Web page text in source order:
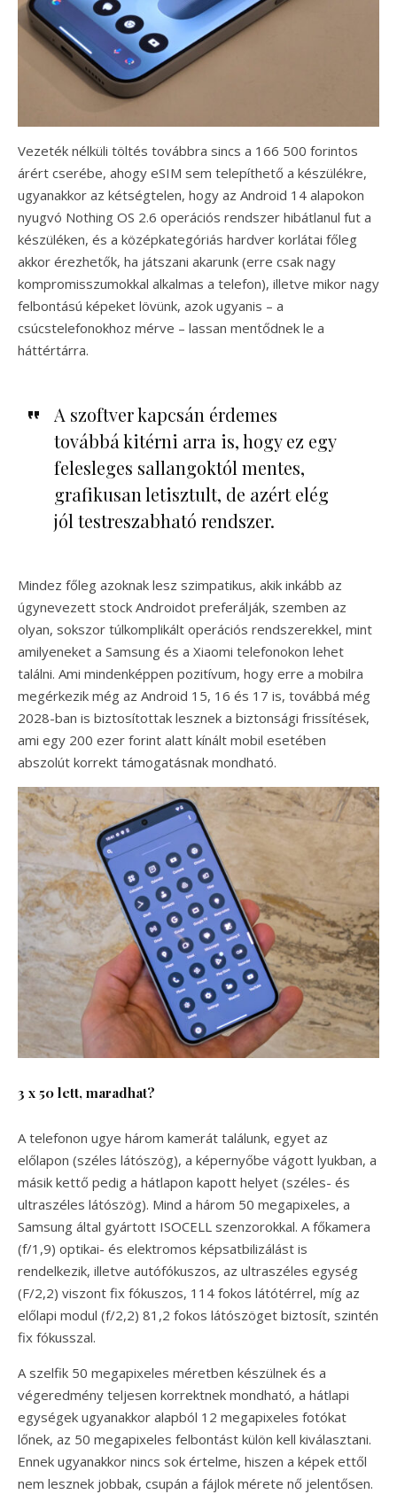
Vezeték nélküli töltés továbbra sincs a 166 500 forintos
árért cserébe, ahogy eSIM sem telepíthető a készülékre,
ugyanakkor az kétségtelen, hogy az Android 14 alapokon
nyugvó Nothing OS 2.6 operációs rendszer hibátlanul fut a
készüléken, és a középkategóriás hardver korlátai főleg
akkor érezhetők, ha játszani akarunk (erre csak nagy
kompromisszumokkal alkalmas a telefon), illetve mikor nagy
felbontású képeket lövünk, azok ugyanis – a
csúcstelefonokhoz mérve – lassan mentődnek le a
háttértárra.
A szoftver kapcsán érdemes
továbbá kitérni arra is, hogy ez egy
felesleges sallangoktól mentes,
grafikusan letisztult, de azért elég
jól testreszabható rendszer.
Mindez főleg azoknak lesz szimpatikus, akik inkább az
úgynevezett stock Androidot preferálják, szemben az
olyan, sokszor túlkomplikált operációs rendszerekkel, mint
amilyeneket a Samsung és a Xiaomi telefonokon lehet
találni. Ami mindenképpen pozitívum, hogy erre a mobilra
megérkezik még az Android 15, 16 és 17 is, továbbá még
2028-ban is biztosítottak lesznek a biztonsági frissítések,
ami egy 200 ezer forint alatt kínált mobil esetében
abszolút korrekt támogatásnak mondható.
3 x 50 lett, maradhat?
A telefonon ugye három kamerát találunk, egyet az
előlapon (széles látószög), a képernyőbe vágott lyukban, a
másik kettő pedig a hátlapon kapott helyet (széles- és
ultraszéles látószög). Mind a három 50 megapixeles, a
Samsung által gyártott ISOCELL szenzorokkal. A főkamera
(f/1,9) optikai- és elektromos képsatbilizálást is
rendelkezik, illetve autófókuszos, az ultraszéles egység
(F/2,2) viszont fix fókuszos, 114 fokos látótérrel, míg az
előlapi modul (f/2,2) 81,2 fokos látószöget biztosít, szintén
fix fókusszal.
A szelfik 50 megapixeles méretben készülnek és a
végeredmény teljesen korrektnek mondható, a hátlapi
egységek ugyanakkor alapból 12 megapixeles fotókat
lőnek, az 50 megapixeles felbontást külön kell kiválasztani.
Ennek ugyanakkor nincs sok értelme, hiszen a képek ettől
nem lesznek jobbak, csupán a fájlok mérete nő jelentősen.